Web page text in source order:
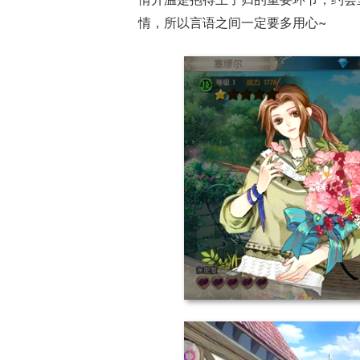
情，所以言语之间一定要多用心~